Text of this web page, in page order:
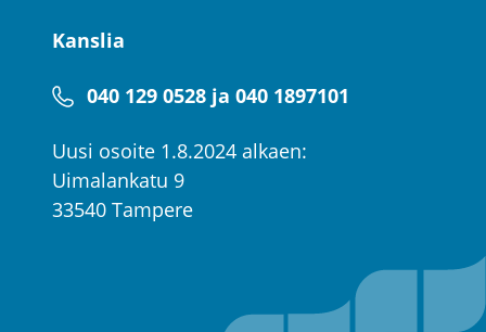
Kanslia
040 129 0528 ja 040 1897101
Uusi osoite 1.8.2024 alkaen:
Uimalankatu 9
33540 Tampere